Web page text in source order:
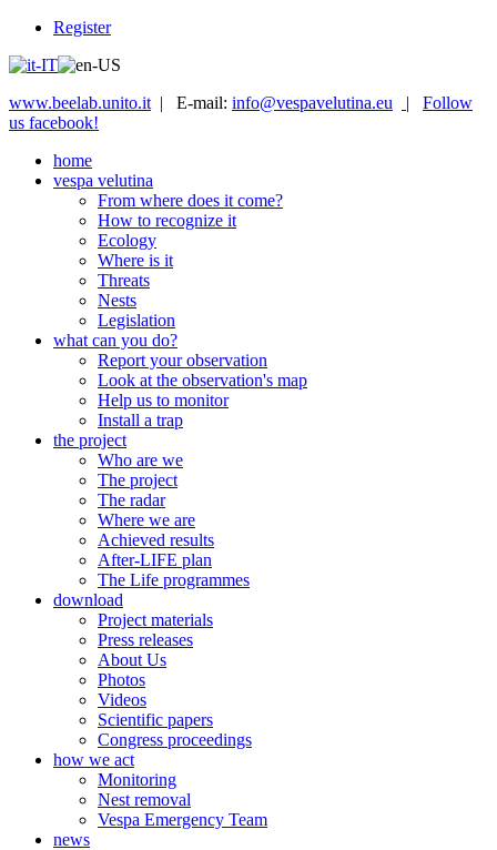
Register
www.beelab.unito.it | E-mail: info@vespavelutina.eu | Follow
us facebook!
home
vespa velutina
From where does it come?
How to recognize it
Ecology
Where is it
Threats
Nests
Legislation
what can you do?
Report your observation
Look at the observation's map
Help us to monitor
Install a trap
the project
Who are we
The project
The radar
Where we are
Achieved results
After-LIFE plan
The Life programmes
download
Project materials
Press releases
About Us
Photos
Videos
Scientific papers
Congress proceedings
how we act
Monitoring
Nest removal
Vespa Emergency Team
news